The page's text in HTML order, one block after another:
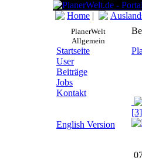
Home |
PlanerWelt
Allgemein
Startseite
User
Beiträge
Jobs
Kontakt
English Version
[3]